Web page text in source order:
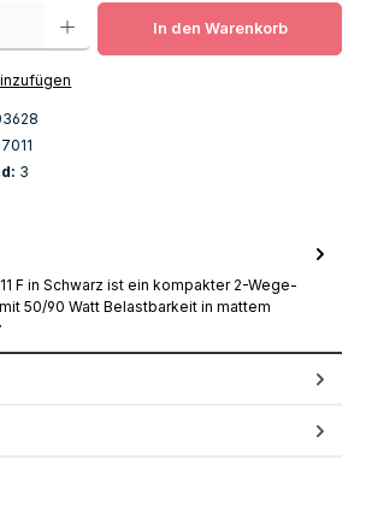
gewünschten Wert ein oder benutze die
In den Warenkorb
3
F in Schwarz ist ein kompakter 2-Wege-
50/90 Watt Belastbarkeit in mattem